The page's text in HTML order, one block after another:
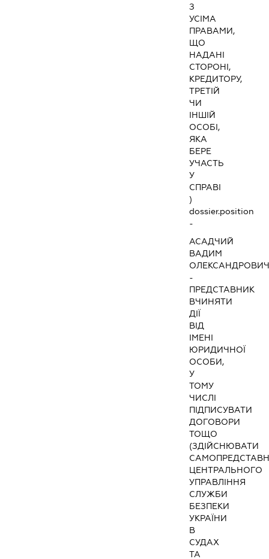
З
УСІМА
ПРАВАМИ,
ЩО
НАДАНІ
СТОРОНІ,
КРЕДИТОРУ,
ТРЕТІЙ
ЧИ
ІНШІЙ
ОСОБІ,
ЯКА
БЕРЕ
УЧАСТЬ
У
СПРАВІ
)
dossier.position
-
АСАДЧИЙ
ВАДИМ
ОЛЕКСАНДРОВИЧ
-
ПРЕДСТАВНИК
ВЧИНЯТИ
ДІЇ
ВІД
ІМЕНІ
ЮРИДИЧНОЇ
ОСОБИ,
У
ТОМУ
ЧИСЛІ
ПІДПИСУВАТИ
ДОГОВОРИ
ТОЩО
(ЗДІЙСНЮВАТИ
ЦЕНТРАЛЬНОГО
УПРАВЛІННЯ
СЛУЖБИ
БЕЗПЕКИ
УКРАЇНИ
В
СУДАХ
ТА